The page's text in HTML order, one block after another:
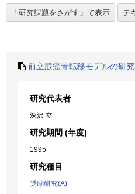
前立腺癌骨転移モデルの研究
研究代表者
深沢 立
研究期間 (年度)
1995
研究種目
奨励研究(A)